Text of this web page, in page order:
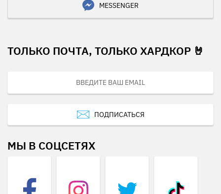
MESSENGER
ТОЛЬКО ПОЧТА, ТОЛЬКО ХАРДКОР 🤘
ПОДПИСАТЬСЯ
МЫ В СОЦСЕТЯХ